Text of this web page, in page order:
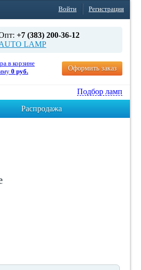
Войти Регистрация
+7 (383) 200-36-12
LAMP
в корзине
0 руб. Оформить заказ
Подбор ламп
Распродажа